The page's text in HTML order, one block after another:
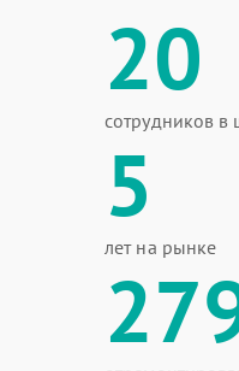
20
сотрудников в
5
лет на рынке